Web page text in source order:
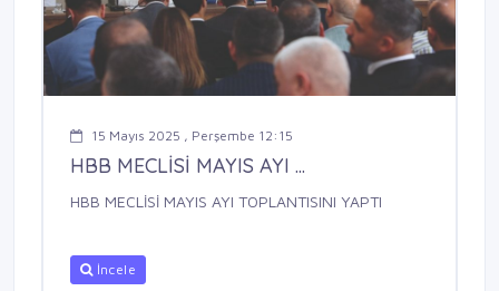
15 Mayıs 2025 , Perşembe 12:15
HBB MECLİSİ MAYIS AYI ...
HBB MECLİSİ MAYIS AYI TOPLANTISINI YAPTI
İncele